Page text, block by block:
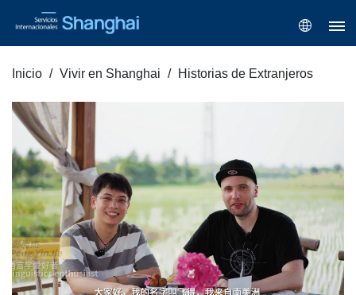
Inicio Vivir en Shanghai Historias de Extranjeros